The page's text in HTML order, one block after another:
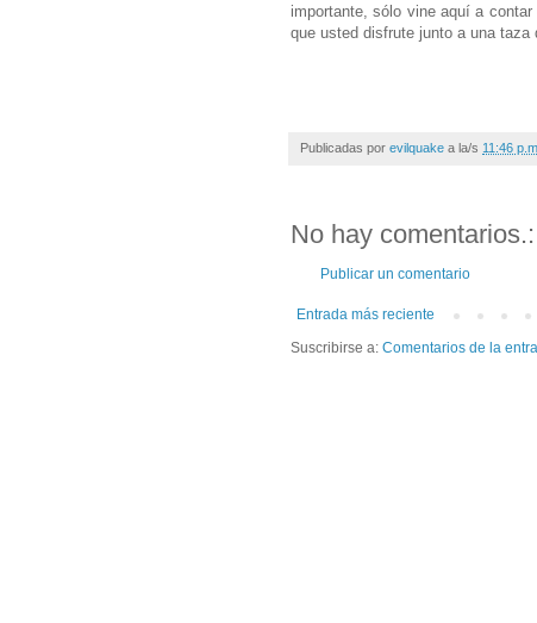
importante, sólo vine aquí a
que usted disfrute junto a una taza
Publicadas por evilquake a la/s 11:46 p.m.
No hay comentarios.:
Publicar un comentario
Entrada más reciente
Suscribirse a: Comentarios de la